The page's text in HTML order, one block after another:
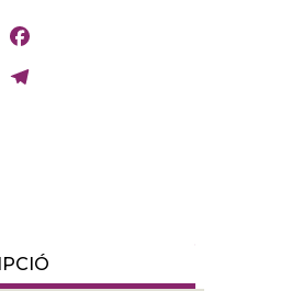
Mastodon
WhatsApp